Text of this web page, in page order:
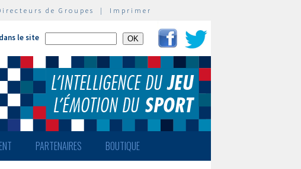
de Groupes | Imprimer
le site
PARTENAIRES BOUTIQUE